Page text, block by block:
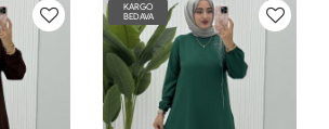
KARGO
BEDAVA